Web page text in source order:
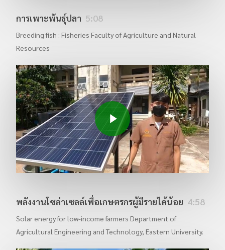
การเพาะพันธุ์ปลา 5:08
Breeding fish : Fisheries Faculty of Agriculture and Natural
Resources
Play Video
พลังงานโซล่าเซล​ล์เพื่อเกษตรกร​ผู้​มีรายได้น้อย 4:58
Solar energy for low-income farmers Department of
Agricultural Engineering and Technology, Eastern University.